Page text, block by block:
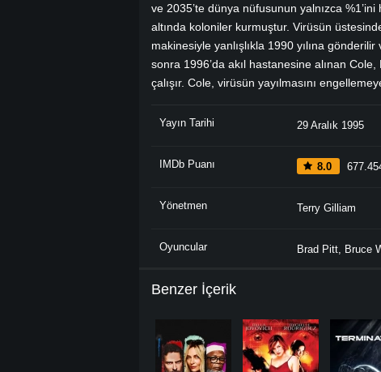
ve 2035’te dünya nüfusunun yalnızca
altında koloniler kurmuştur. Virüsün
makinesiyle yanlışlıkla 1990 yılına
sonra 1996’da akıl hastanesine alınan
çalışır. Cole, virüsün yayılmasını
Yayın Tarihi 29 Aralık 1995
IMDb Puanı 8.0
Yönetmen Terry Gilliam
Oyuncular Brad Pitt Bruce
Benzer İçerik